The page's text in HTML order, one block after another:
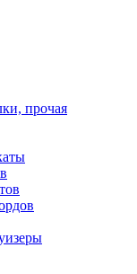
прочая